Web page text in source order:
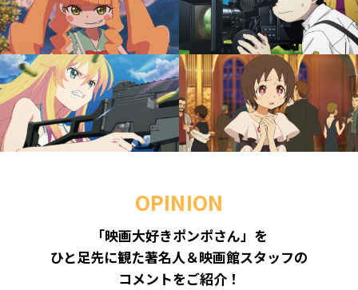
OPINION
「映画大好きポンポさん」を
ひと足先に観た著名人＆映画館スタッフの
コメントをご紹介！